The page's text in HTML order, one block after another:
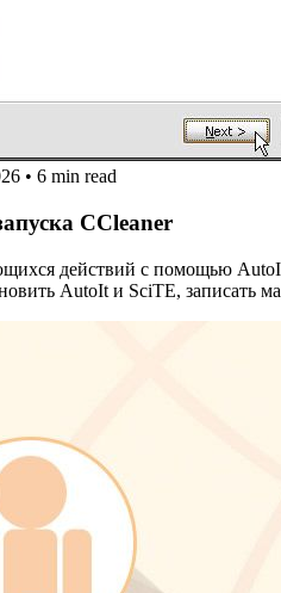
• 6 min read
CCleaner
действий с помощью
AutoIt и SciTE, записать